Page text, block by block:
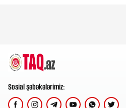
Sosial şəbəkələrimiz: